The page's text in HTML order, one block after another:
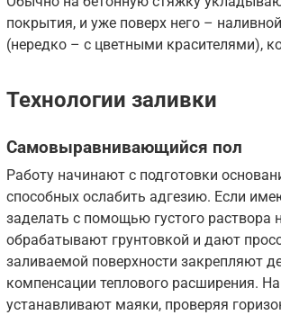
покрытия, и уже поверх него –
(нередко – с цветными красителями),
Технологии заливки
Самовыравнивающийся пол
Работу начинают с подготовки
способных ослабить адгезию. Если
заделать с помощью густого раствора
обрабатывают грунтовкой и дают
заливаемой поверхности закрепляют
компенсации теплового расширения.
устанавливают маяки, проверяя